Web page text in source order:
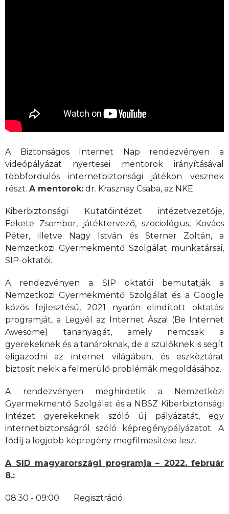
A Biztonságos Internet Nap rendezvényen a
videópályázat nyertesei mentorok irányításával
többfordulós internetbiztonsági játékon vesznek
részt. A mentorok: dr. Krasznay Csaba, az NKE
Kiberbiztonsági Kutatóintézet intézetvezetője,
Fekete Zsombor, játéktervező, szociológus, Kovács
Péter, illetve Nagy István és Sterner Zoltán, a
Nemzetközi Gyermekmentő Szolgálat munkatársai,
SIP-oktatói.
A rendezvényen a SIP oktatói bemutatják a
Nemzetközi Gyermekmentő Szolgálat és a Google
közös fejlesztésű, 2021 nyarán elindított oktatási
programját, a Legyél az Internet Ásza! (Be Internet
Awesome) tananyagát, amely nemcsak a
gyerekeknek és a tanároknak, de a szülőknek is segít
eligazodni az internet világában, és eszköztárat
biztosít nekik a felmerülő problémák megoldásához.
A rendezvényen meghirdetik a Nemzetközi
Gyermekmentő Szolgálat és a NBSZ Kiberbiztonsági
Intézet gyerekeknek szóló új pályázatát, egy
internetbiztonságról szóló képregénypályázatot. A
fődíj a legjobb képregény megfilmesítése lesz.
A SID magyarországi programja – 2022. február
8.:
08:30 - 09:00 Regisztráció